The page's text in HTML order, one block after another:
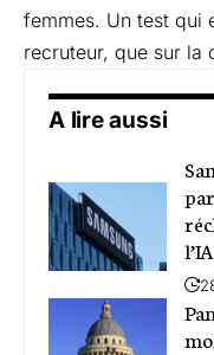
femmes. Un test qui
recruteur, que sur la
A lire aussi
l’IA